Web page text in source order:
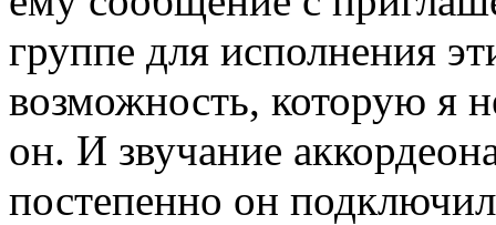
группе для исполнения
возможность, которую я
он. И звучание
постепенно он